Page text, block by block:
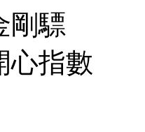
剛驃
心指數